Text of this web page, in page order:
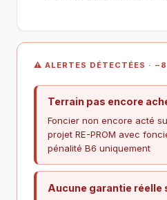
⚠ ALERTES DÉTECTÉES ·
Terrain pas encore
Foncier non encore acté
projet RE-PROM avec
pénalité B6 uniquement
Aucune garantie réelle